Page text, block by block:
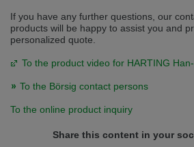
Zdá se, že Váš prohlížeč je v jiném jazyce, než
Tato stránka je k dispozici i v češtině. Chcete
Přepnout na českou verzi Zůstaňte v
stránka je také k dispozici v němčině. Přejete si
Přepněte na německou verzi Zůstaňte
If you have any further questions, our
products will be happy to assist you and
personalized quote.
To the product video for HARTING
To the Börsig contact persons
To the online product inquiry
Share this content in your